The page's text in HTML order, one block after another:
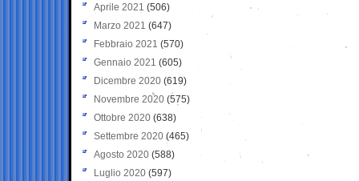
Aprile 2021 (506)
Marzo 2021 (647)
Febbraio 2021 (570)
Gennaio 2021 (605)
Dicembre 2020 (619)
Novembre 2020 (575)
Ottobre 2020 (638)
Settembre 2020(465)
Agosto 2020 (588)
Luglio 2020 (597)